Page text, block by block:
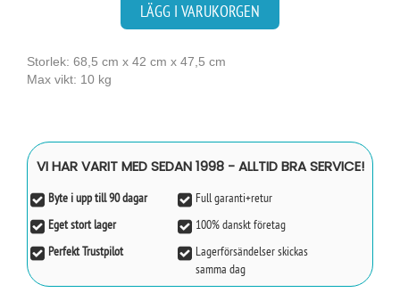
LÄGG I VARUKORGEN
Storlek: 68,5 cm x 42 cm x 47,5 cm
Max vikt: 10 kg
VI HAR VARIT MED SEDAN 1998 - ALLTID BRA SERVICE!
Byte i upp till 90 dagar
Full garanti+retur
Eget stort lager
100% danskt företag
Perfekt Trustpilot
Lagerförsändelser skickas
samma dag